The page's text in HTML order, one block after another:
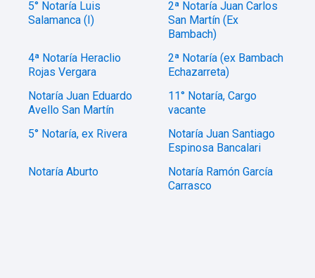
5° Notaría Luis
Salamanca (I)
2ª Notaría Juan Carlos
San Martín (Ex
Bambach)
4ª Notaría Heraclio
Rojas Vergara
2ª Notaría (ex Bambach
Echazarreta)
Notaría Juan Eduardo
Avello San Martín
11° Notaría, Cargo
vacante
5° Notaría, ex Rivera
Notaría Juan Santiago
Espinosa Bancalari
Notaría Aburto
Notaría Ramón García
Carrasco